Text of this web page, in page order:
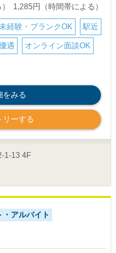
1,285円（時間帯による）
未経験・ブランクOK 駅近
遇 オンライン面談OK
をみる
リーする
1-13 4F
・アルバイト